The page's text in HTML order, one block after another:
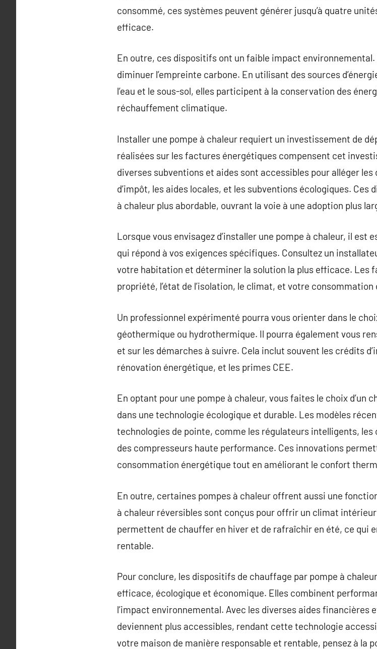
consommé, ces systèmes peuvent générer jusqu’à quatre
efficace.
En outre, ces dispositifs ont un faible impact environnemental.
diminuer l’empreinte carbone. En utilisant des sources
l’eau et le sous-sol, elles participent à la conservation des
réchauffement climatique.
Installer une pompe à chaleur requiert un investissement de
réalisées sur les factures énergétiques compensent cet
diverses subventions et aides sont accessibles pour alléger
d’impôt, les aides locales, et les subventions écologiques. Ces
à chaleur plus abordable, ouvrant la voie à une adoption plus
Lorsque vous envisagez d’installer une pompe à chaleur, il est
qui répond à vos exigences spécifiques. Consultez un
votre habitation et déterminer la solution la plus efficace. Les
propriété, l’état de l’isolation, le climat, et votre
Un professionnel expérimenté pourra vous orienter dans le
géothermique ou hydrothermique. Il pourra également vous
et sur les démarches à suivre. Cela inclut souvent les crédits
rénovation énergétique, et les primes CEE.
En optant pour une pompe à chaleur, vous faites le choix
dans une technologie écologique et durable. Les modèles
technologies de pointe, comme les régulateurs intelligents,
des compresseurs haute performance. Ces innovations
consommation énergétique tout en améliorant le confort
En outre, certaines pompes à chaleur offrent aussi une
à chaleur réversibles sont conçus pour offrir un climat
permettent de chauffer en hiver et de rafraîchir en été, ce qui
rentable.
Pour conclure, les dispositifs de chauffage par pompe à
efficace, écologique et économique. Elles combinent
l’impact environnemental. Avec les diverses aides financières
deviennent plus accessibles, rendant cette technologie
votre maison de manière responsable et rentable, pensez à la